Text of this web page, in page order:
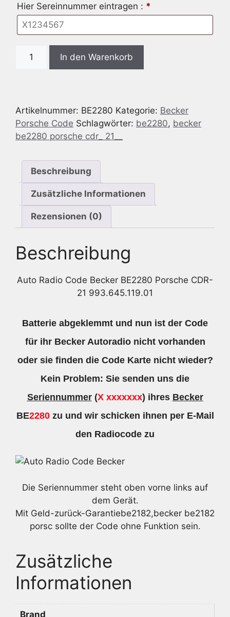
Hier Sereinnummer eintragen : *
Code
BE2280
Porsche
CDR-
993.645.119.01
In den Warenkorb
Artikelnummer: BE2280 Kategorie: Becker
Porsche Code Schlagwörter: be2280, becker
be2280 porsche cdr_ 21__
Beschreibung
Zusätzliche Informationen
Rezensionen (0)
Beschreibung
Auto Radio Code Becker BE2280 Porsche CDR-
21 993.645.119.01
Batterie abgeklemmt und nun ist der Code
für ihr Becker Autoradio nicht vorhanden
oder sie finden die Code Karte nicht wieder?
Kein Problem: Sie senden uns die
Seriennummer(X xxxxxxx) ihres Becker
BE2280zu und wir schicken ihnen per E-Mail
den Radiocode zu
Die Seriennummer steht oben vorne links auf
dem Gerät.
Mit Geld-zurück-Garantiebe2182,becker be2182
porsc sollte der Code ohne Funktion sein.
Zusätzliche
Informationen
Brand